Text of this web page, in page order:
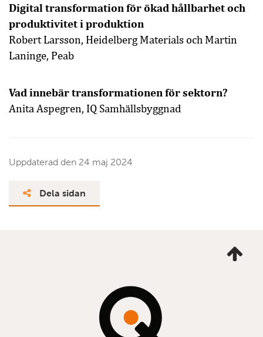
Digital transformation för ökad hållbarhet och
produktivitet i produktion
Robert Larsson, Heidelberg Materials och Martin
Laninge, Peab
Vad innebär transformationen för sektorn?
Anita Aspegren, IQ Samhällsbyggnad
Uppdaterad den 24 maj 2024
Dela sidan
mig